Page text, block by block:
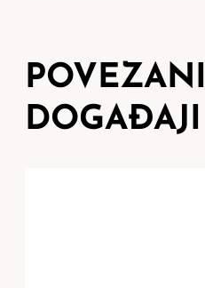
POVEZANI
DOGAĐAJI